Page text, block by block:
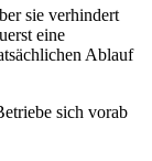
sie verhindert
eine
Ablauf
sich vorab